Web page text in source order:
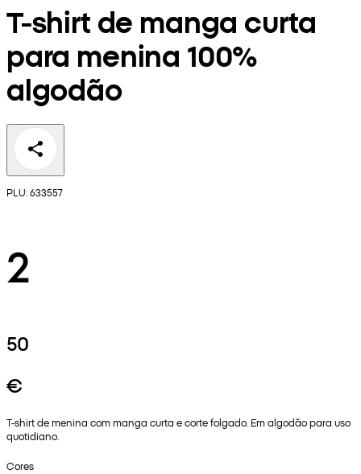
T-shirt de manga curta
para menina 100%
algodão
PLU: 633557
2
50
€
T-shirt de menina com manga curta e corte folgado. Em algodão para uso
quotidiano.
Cores